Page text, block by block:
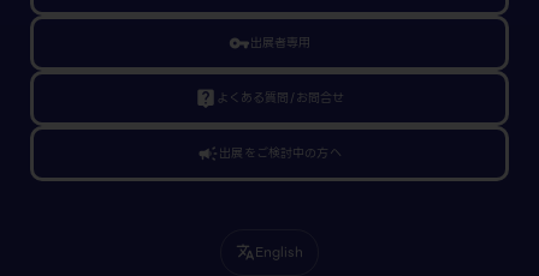
vpn_key出展者専用
live_help よくある質問/お問合せ
campaign出展をご検討中の方へ
translateEnglish